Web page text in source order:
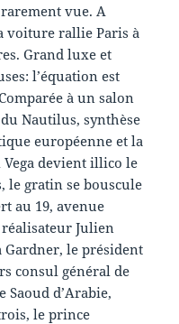
vue. A
voiture rallie Paris à
Grand luxe et
l’équation est
à un salon
Nautilus, synthèse
européenne et la
Vega devient illico le
le gratin se bouscule
au 19, avenue
réalisateur Julien
le président
consul général de
Saoud d’Arabie,
le prince